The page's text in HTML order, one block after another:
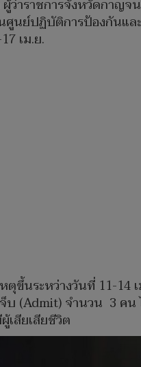
าราชการจังหวัดกาญ
นย์ปฏิบัติการป้องกันแ
เม.ย.
ขึ้นระหว่างวันที่ 11-14
(Admit) จำนวน 3 คน
เสียเสียชีวิต